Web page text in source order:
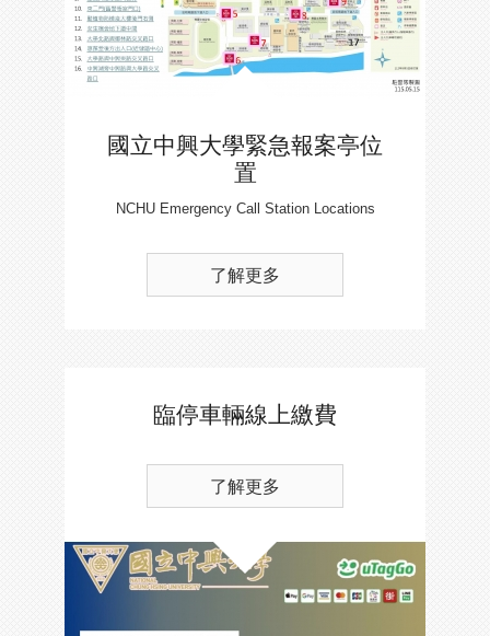
國立中興大學緊急報案亭位
置
NCHU Emergency Call Station Locations
了解更多
臨停車輛線上繳費
了解更多